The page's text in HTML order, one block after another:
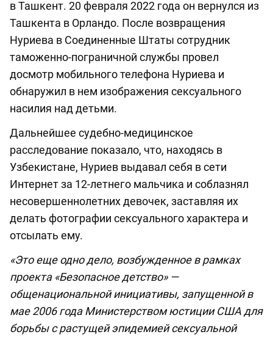
в Ташкент. 20 февраля 2022 года он вернулся из
Ташкента в Орландо. После возвращения
Нуриева в Соединенные Штаты сотрудник
таможенно-пограничной службы провел
досмотр мобильного телефона Нуриева и
обнаружил в нем изображения сексуального
насилия над детьми.
Дальнейшее судебно-медицинское
расследование показало, что, находясь в
Узбекистане, Нуриев выдавал себя в сети
Интернет за 12-летнего мальчика и соблазнял
несовершеннолетних девочек, заставляя их
делать фотографии сексуального характера и
отсылать ему.
«Это еще одно дело, возбужденное в рамках
проекта «Безопасное детство» —
общенациональной инициативы, запущенной в
мае 2006 года Министерством юстиции США для
борьбы с растущей эпидемией сексуальной